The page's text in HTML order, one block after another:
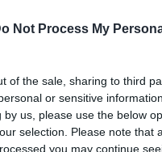
Not Process My
of the sale, sharing to third
or sensitive
by us, please use the below
selection. Please note that
you may continue